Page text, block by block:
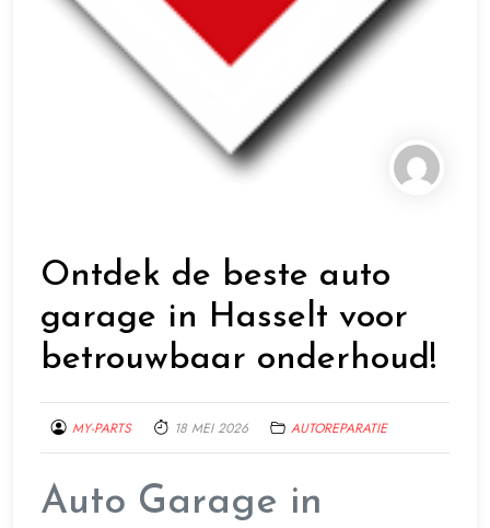
Ontdek de beste auto
garage in Hasselt voor
betrouwbaar onderhoud!
MY-PARTS 18 MEI 2026 AUTOREPARATIE
Auto Garage in